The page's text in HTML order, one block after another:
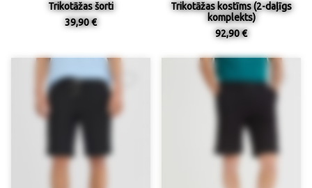
Trikotāžas šorti
39,90 €
Trikotāžas kostīms (2-daļīgs
komplekts)
92,90 €